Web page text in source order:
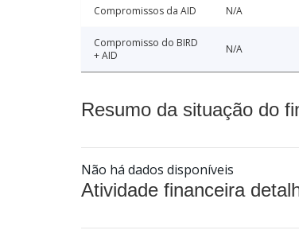
Compromissos da AID N/A
Compromisso do BIRD
+ AID
N/A
Resumo da situação do
Não há dados disponíveis
Atividade financeira